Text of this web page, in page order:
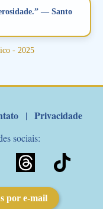
relacionamento
santo amigo:
ele intercede por nós
e no Amor Materno
— Santo
- 2025
| Privacidade
sociais:
por e-mail